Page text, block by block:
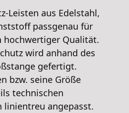
Leisten aus Edelstahl,
passgenau für
hochwertiger Qualität.
wird anhand des
gefertigt.
bzw. seine Größe
technischen
linientreu angepasst.